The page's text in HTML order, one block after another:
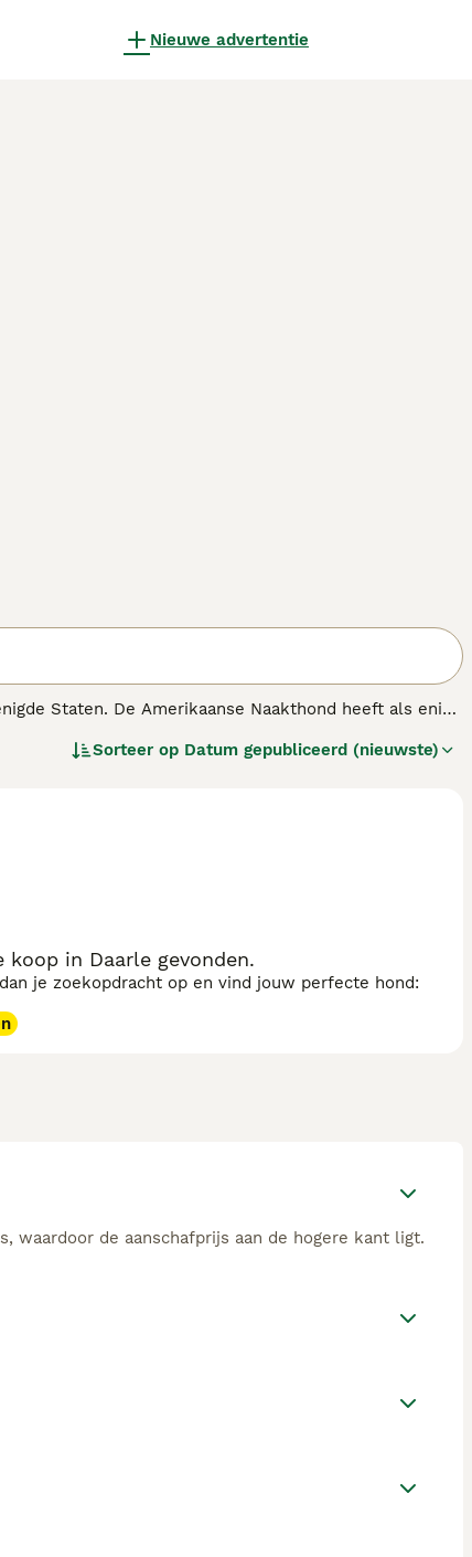
Nieuwe advertentie
Staten. De Amerikaanse Naakthond heeft als enige
Sorteer op Datum gepubliceerd (nieuwste)
koop in Daarle gevonden.
je zoekopdracht op en vind jouw perfecte hond:
waardoor de aanschafprijs aan de hogere kant ligt.